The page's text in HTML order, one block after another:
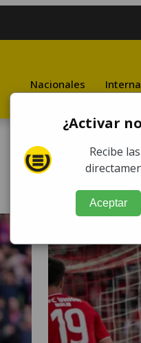
Nacionales
¿Activar
Recibe
Aceptar